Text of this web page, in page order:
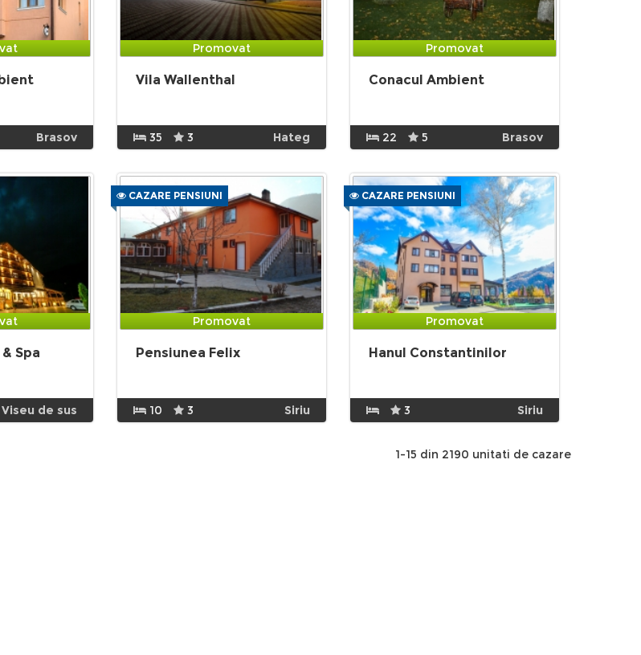
Brasov
Promovat
Vila Wallenthal
35 3 Hateg
Promovat
Conacul Ambient
22 5 Brasov
Spa
Viseu de sus
CAZARE PENSIUNI
Promovat
Pensiunea Felix
10 3 Siriu
CAZARE PENSIUNI
Promovat
Hanul Constantinilor
3 Siriu
1-15 din 2190 unitati de cazare